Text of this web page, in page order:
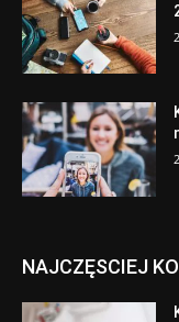
NAJCZĘSCIEJ